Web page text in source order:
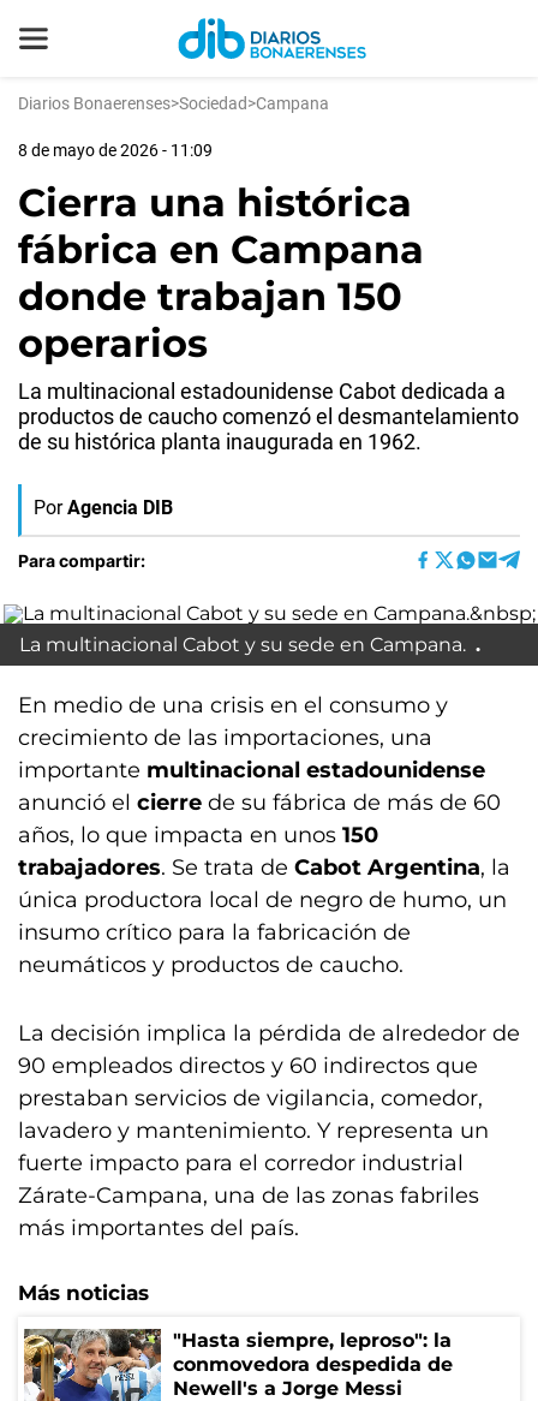
Diarios Bonaerenses>Sociedad>Campana
8 de mayo de 2026 - 11:09
Cierra una histórica
fábrica en Campana
donde trabajan 150
operarios
La multinacional estadounidense Cabot dedicada a
productos de caucho comenzó el desmantelamiento
de su histórica planta inaugurada en 1962.
Por Agencia DIB
Para compartir:
La multinacional Cabot y su sede en Campana.
En medio de una crisis en el consumo y
crecimiento de las importaciones, una
importante multinacional estadounidense
anunció el cierre de su fábrica de más de 60
años, lo que impacta en unos 150
trabajadores. Se trata de Cabot Argentina, la
única productora local de negro de humo, un
insumo crítico para la fabricación de
neumáticos y productos de caucho.
La decisión implica la pérdida de alrededor de
90 empleados directos y 60 indirectos que
prestaban servicios de vigilancia, comedor,
lavadero y mantenimiento. Y representa un
fuerte impacto para el corredor industrial
Zárate-Campana, una de las zonas fabriles
más importantes del país.
Más noticias
"Hasta siempre, leproso": la
conmovedora despedida de
Newell's a Jorge Messi